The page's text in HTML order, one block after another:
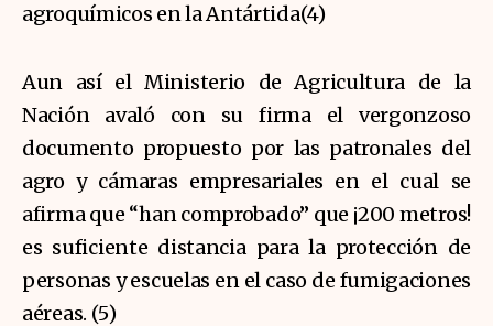
agroquímicos en la Antártida(4)
Aun así el Ministerio de Agricultura de la
Nación avaló con su firma el vergonzoso
documento propuesto por las patronales del
agro y cámaras empresariales en el cual se
afirma que “han comprobado” que ¡200 metros!
es suficiente distancia para la protección de
personas y escuelas en el caso de fumigaciones
aéreas. (5)